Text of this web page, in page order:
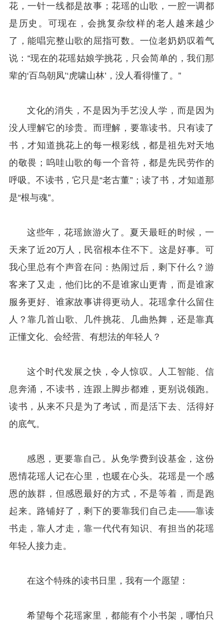
花，一针一线都是故事；花瑶的山歌，一腔一调都
是历史。可现在，会挑复杂纹样的老人越来越少
了，能唱完整山歌的屈指可数。一位老奶奶叹着气
说：“现在的花瑶姑娘学挑花，只会简单的，我们那
辈的‘百鸟朝凤’‘虎啸山林’，没人看得懂了。”
文化的消失，不是因为手艺没人学，而是因为
没人理解它的珍贵。而理解，要靠读书。只有读了
书，才知道挑花上的每一根彩线，都是祖先对天地
的敬畏；呜哇山歌的每一个音符，都是先民劳作的
呼吸。不读书，它只是“老古董”；读了书，才知道那
是“根与魂”。
这些年，花瑶旅游火了。夏天最旺的时候，一
天来了近20万人，民宿根本住不下。这是好事。可
我心里总有个声音在问：热闹过后，剩下什么？游
客来了又走，他们比的不是谁家山更青，而是谁家
服务更好、谁家故事讲得更动人。花瑶拿什么留住
人？靠几首山歌、几件挑花、几曲热舞，还是靠真
正懂文化、会经营、有想法的年轻人？
这个时代发展之快，令人惊叹。人工智能、信
息奔涌，不读书，连跟上脚步都难，更别说领跑。
读书，从来不只是为了考试，而是活下去、活得好
的底气。
感恩，更要靠自己。从免学费到设基金，这份
恩情花瑶人记在心里，也暖在心头。花瑶是一个感
恩的族群，但感恩最好的方式，不是等着，而是跑
起来。路铺好了，剩下的要靠我们自己走——靠读
书走，靠人才走，靠一代代有知识、有担当的花瑶
年轻人接力走。
在这个特殊的读书日里，我有一个愿望：
希望每个花瑶家里，都能有个小书架，哪怕只